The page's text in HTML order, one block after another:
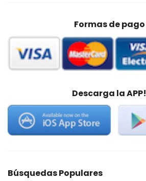
Formas de pago
Descarga la APP!
Búsquedas Populares